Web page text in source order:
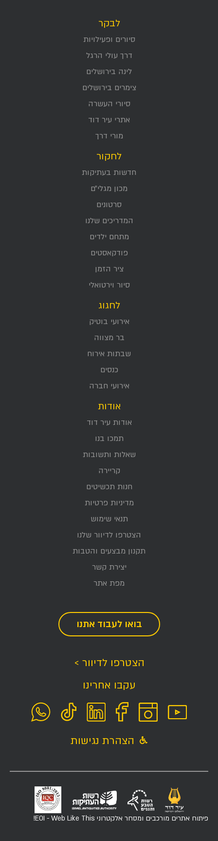
לבקר
סיורים ופעילויות
דרך עולי הרגל
לינה בירושלים
צימרים בירושלים
סיורי העשרה
אתרי עיר דוד
מורי דרך
לחקור
חדשות בעתיקות
מכון מגלי״ם
סרטונים
המדריכים שלנו
מתחם ילדים
פודקאסטים
ציר הזמן
סיור וירטואלי
לחגוג
אירועי בוטיק
בר מצווה
שבתות אירוח
כנסים
אירועי חברה
אודות
אודות עיר דוד
תמכו בנו
שאלות ותשובות
קריירה
חנות תכשיטים
מדיניות פרטיות
תנאי שימוש
הצטרפו לדיוור שלנו
תקנון מבצעים והטבות
יצירת קשר
מפת אתר
בואו לעבוד אתנו
הצטרפו לדיוור >
עקבו אחרינו
הצהרת נגישות
פיתוח אתרים מורכבים ומסחר אלקטרוני EOI - Web Like This!